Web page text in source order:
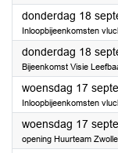
donderdag 18
Inloopbijeenkomsten
donderdag 18
Bijeenkomst Visie
woensdag 17
Inloopbijeenkomsten
woensdag 17
opening Huurteam Zwolle